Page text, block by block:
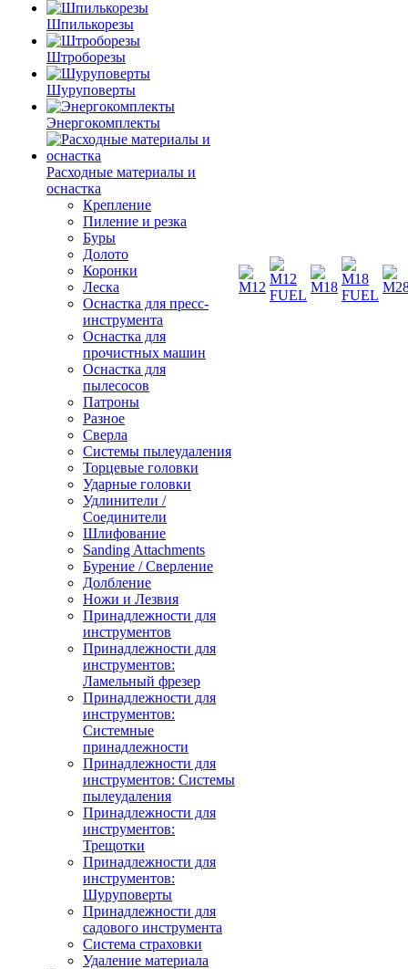
Шпилькорезы
Штроборезы
Шуруповерты
Энергокомплекты
Расходные материалы и
оснастка
Крепление
Пиление и резка
Буры
Долото
Коронки
Леска
Оснастка для пресс-
инструмента
Оснастка для
прочистных машин
Оснастка для
пылесосов
Патроны
Разное
Сверла
Системы пылеудаления
Торцевые головки
Ударные головки
Удлинители /
Соединители
Шлифование
Sanding Attachments
Бурение / Сверление
Долбление
Ножи и Лезвия
Принадлежности для
инструментов
Принадлежности для
инструментов:
Ламельный фрезер
Принадлежности для
инструментов:
Системные
принадлежности
Принадлежности для
инструментов: Системы
пылеудаления
Принадлежности для
инструментов:
Трещотки
Принадлежности для
инструментов:
Шуруповерты
Принадлежности для
садового инструмента
Система страховки
Удаление материала